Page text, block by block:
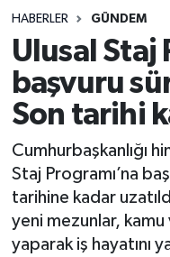
HABERLER GÜNDEM
Ulusal Staj
başvuru
Son tarihi
Cumhurbaşkanlığı
Staj Programı’na
tarihine kadar
yeni mezunlar,
yaparak iş hayatını
Eğitim
Ekonomi
Eskişehir
Eskişehirspor
Genel
TFF 3.Lig
Tüm Manşetler
Son Dakika
Haber Arşivi